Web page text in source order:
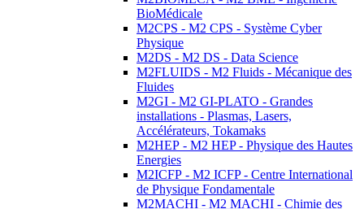
BioMédicale
M2CPS - M2 CPS - Système Cyber
Physique
M2DS - M2 DS - Data Science
M2FLUIDS - M2 Fluids - Mécanique des
Fluides
M2GI - M2 GI-PLATO - Grandes
installations - Plasmas, Lasers,
Accélérateurs, Tokamaks
M2HEP - M2 HEP - Physique des Hautes
Energies
M2ICFP - M2 ICFP - Centre International
de Physique Fondamentale
M2MACHI - M2 MACHI - Chimie des